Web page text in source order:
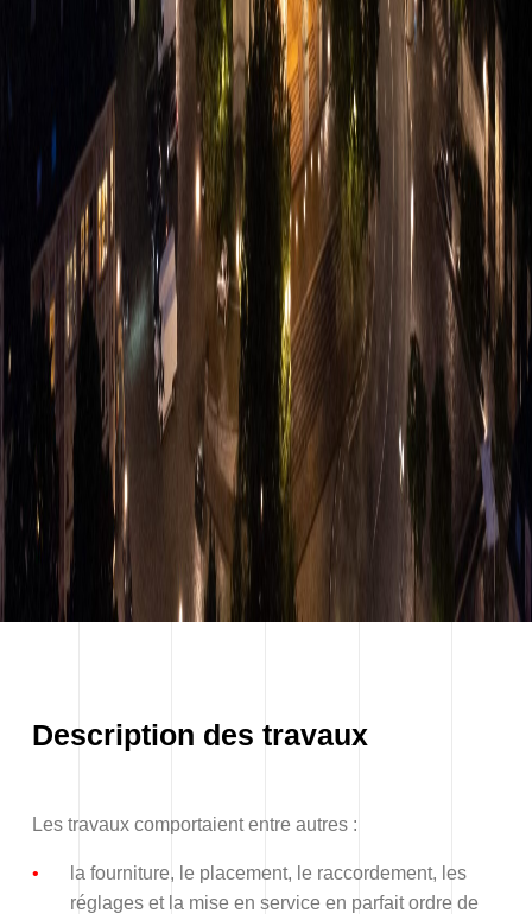
Description des travaux
Les travaux comportaient entre autres :
la fourniture, le placement, le raccordement, les
réglages et la mise en service en parfait ordre de